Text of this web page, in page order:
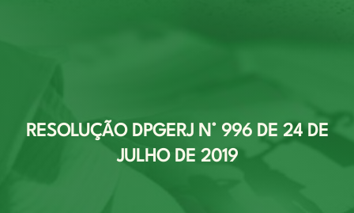
RESOLUÇÃO DPGERJ N° 996 DE 24 DE
JULHO DE 2019